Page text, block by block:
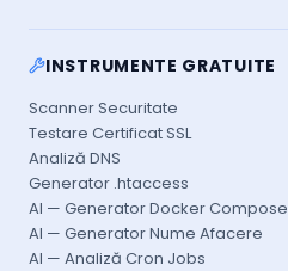
INSTRUMENTE GRATUITE
Scanner Securitate
Testare Certificat SSL
Analiză DNS
Generator .htaccess
AI — Generator Docker Compose
AI — Generator Nume Afacere
AI — Analiză Cron Jobs